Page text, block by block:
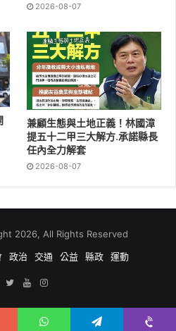
2026-08-07
兼顧生態與土地正義！林國漳
提五十二甲三大解方.承諾縣長
任內全力解套
2026-08-07
2026, All Rights Reserved
政治 交通 公益 縣政 運動